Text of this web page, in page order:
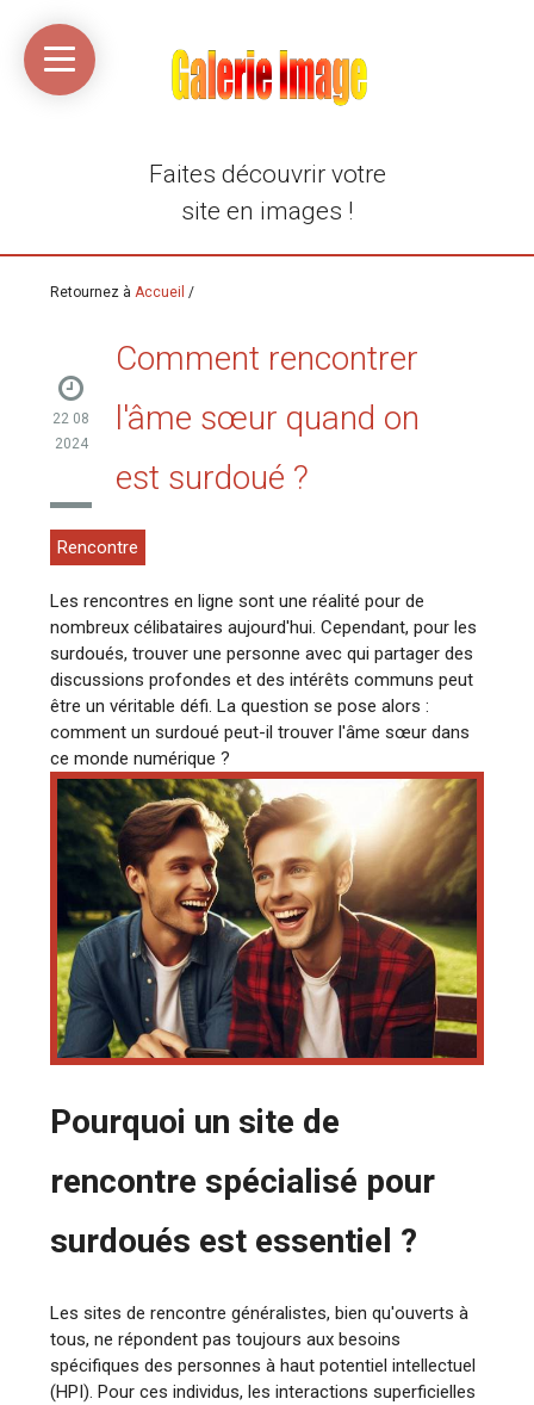
Accueil
Média
libre
Linkinaz
Katomi
compte
Twitter
@Ortegeek
compte
Flickr
Faites découvrir votre
site en images !
Retournez àAccueil /
22 08
2024
Comment rencontrer
l'âme sœur quand on
est surdoué ?
Rencontre
Les rencontres en ligne sont une réalité pour de
nombreux célibataires aujourd'hui. Cependant, pour les
surdoués, trouver une personne avec qui partager des
discussions profondes et des intérêts communs peut
être un véritable défi. La question se pose alors :
comment un surdoué peut-il trouver l'âme sœur dans
ce monde numérique ?
Pourquoi un site de
rencontre spécialisé pour
surdoués est essentiel ?
Les sites de rencontre généralistes, bien qu'ouverts à
tous, ne répondent pas toujours aux besoins
spécifiques des personnes à haut potentiel intellectuel
(HPI). Pour ces individus, les interactions superficielles